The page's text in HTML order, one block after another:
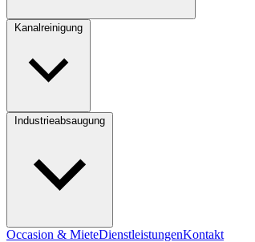
Occasion & MieteDienstleistungenKontakt